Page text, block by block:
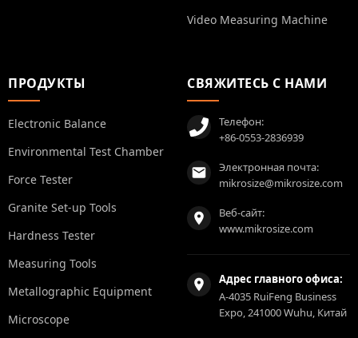
Video Measuring Machine
ПРОДУКТЫ
Electronic Balance
Environmental Test Chamber
Force Tester
Granite Set-up Tools
Hardness Tester
Measuring Tools
Metallographic Equipment
Microscope
СВЯЖИТЕСЬ С НАМИ
Телефон:
+86-0553-2836939
Электронная почта:
mikrosize@mikrosize.com
Веб-сайт:
www.mikrosize.com
Адрес главного офиса:
A-4035 RuiFeng Business
Expo, 241000 Wuhu, Китай